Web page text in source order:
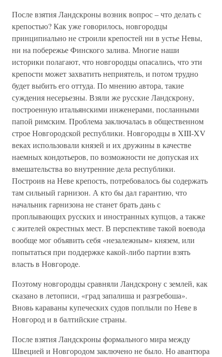
После взятия Ландскроны возник вопрос – что делать с
крепостью? Как уже говорилось, новгородцы
принципиально не строили крепостей ни в устье Невы,
ни на побережье Финского залива. Многие наши
историки полагают, что новгородцы опасались, что эти
крепости может захватить неприятель, и потом трудно
будет выбить его оттуда. По мнению автора, такие
суждения несерьезны. Взяли же русские Ландскрону,
построенную итальянскими инженерами, посланными
папой римским. Проблема заключалась в общественном
строе Новгородской республики. Новгородцы в XIII-XV
веках использовали князей и их дружины в качестве
наемных кондотьеров, по возможности не допуская их
вмешательства во внутренние дела республики.
Построив на Неве крепость, потребовалось бы содержать
там сильный гарнизон. А кто бы дал гарантию, что
начальник гарнизона не станет брать дань с
проплывающих русских и иностранных купцов, а также
с жителей окрестных мест. В перспективе такой воевода
вообще мог объявить себя «незалежным» князем, или
попытаться при поддержке какой-либо партии взять
власть в Новгороде.
Поэтому новгородцы сравняли Ландскрону с землей, как
сказано в летописи, «град запалиша и разгребоша».
Вновь караваны купеческих судов поплыли по Неве в
Новгород и в балтийские страны.
После взятия Ландскроны формального мира между
Швецией и Новгородом заключено не было. Но авантюра